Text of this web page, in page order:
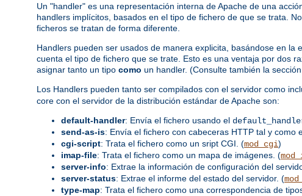
Un "handler" es una representación interna de Apache de una
handlers implícitos, basados en el tipo de fichero de que se trata.
ficheros se tratan de forma diferente.
Handlers pueden ser usados de manera explicita, basándose en
cuenta el tipo de fichero que se trate. Esto es una ventaja por dos
asignar tanto un tipo como un handler. (Consulte también la sección
Los Handlers pueden tanto ser compilados con el servidor como
core con el servidor de la distribución estándar de Apache son:
default-handler: Envía el fichero usando el
send-as-is: Envía el fichero con cabeceras HTTP tal y como
cgi-script: Trata el fichero como un sript CGI. (mod_cgi)
imap-file: Trata el fichero como un mapa de imágenes. (
server-info: Extrae la información de configuración del
server-status: Extrae el informe del estado del servidor. (
type-map: Trata el fichero como una correspondencia de